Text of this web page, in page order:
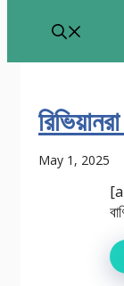
May 1, 2025